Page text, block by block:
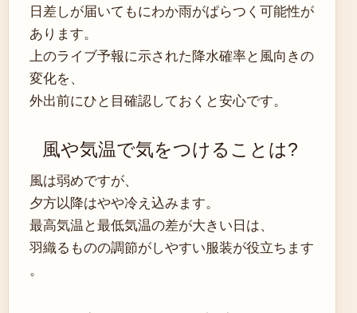
日差しが届いてもにわか雨がぱらつく可能性が
あります。
上のライブ予報に示された降水確率と風向きの
変化を、
外出前にひと目確認しておくと安心です。
風や気温で気をつけることは?
風は弱めですが、
夕方以降はやや冷え込みます。
最高気温と最低気温の差が大きい日は、
羽織るものの調節がしやすい服装が役立ちます
。